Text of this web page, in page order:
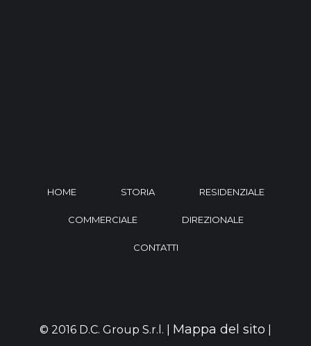
HOME STORIA RESIDENZIALE
COMMERCIALE DIREZIONALE
CONTATTI
© 2016 D.C. Group S.r.l. | Mappa del sito